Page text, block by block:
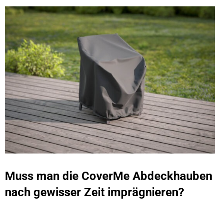
Muss man die CoverMe Abdeckhauben
nach gewisser Zeit imprägnieren?